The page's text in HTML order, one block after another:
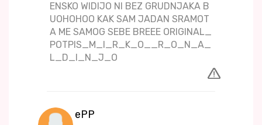
ENSKO WIDIJO NI BEZ GRUDNJAKA B
UOHOHOO KAK SAM JADAN SRAMOT
A ME SAMOG SEBE BREEE ORIGINAL_
POTPIS_M_I_R_K_O__R_O_N_A_
L_D_I_N_J_O
ePP